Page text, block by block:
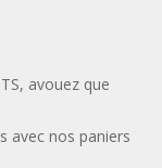
avouez que
avec nos paniers